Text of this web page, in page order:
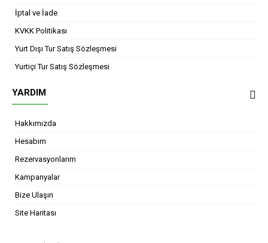
İptal ve İade
KVKK Politikası
Yurt Dışı Tur Satış Sözleşmesi
Yurtiçi Tur Satış Sözleşmesi
YARDIM
Hakkımızda
Hesabım
Rezervasyonlarım
Kampanyalar
Bize Ulaşın
Site Haritası